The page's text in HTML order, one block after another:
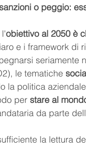
o peggio:
l'obiettivo al 2050 è
e i framework di
seriamente
le tematiche
la politica
per stare al
da parte
la lettura